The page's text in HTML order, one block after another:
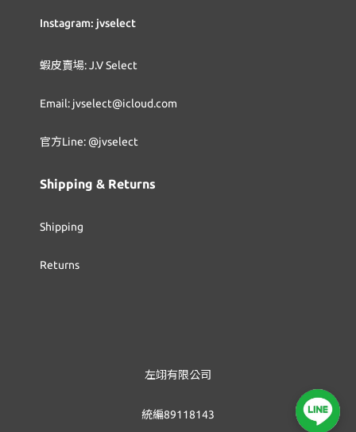
Instagram: jvselect
蝦皮賣場: J.V Select
Email: jvselect@icloud.com
官方Line: @jvselect
Shipping & Returns
Shipping
Returns
左翊有限公司
統編89118143